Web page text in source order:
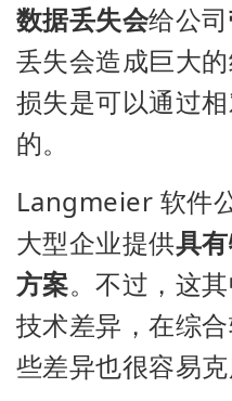
数据丢失会给公司
丢失会造成巨大
损失是可以通过
的。
Langmeier 软件
大型企业提供具
方案。不过，这
技术差异，在综
些差异也很容易克